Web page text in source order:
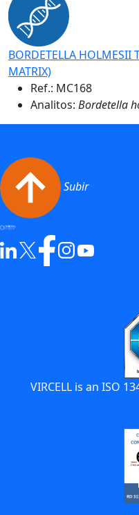
BORDETELLA HOLMESII
MATRIX)
Ref.: MC168
Analitos: Bordetella
Subir
VIRCELL is an ISO